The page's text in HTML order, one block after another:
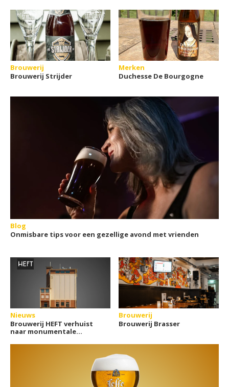
Brouwerij
Brouwerij Strijder
Merken
Duchesse De Bourgogne
Blog
Onmisbare tips voor een gezellige avond met vrienden
Nieuws
Brouwerij HEFT verhuist
naar monumentale
Brouwerij
Brouwerij Brasser